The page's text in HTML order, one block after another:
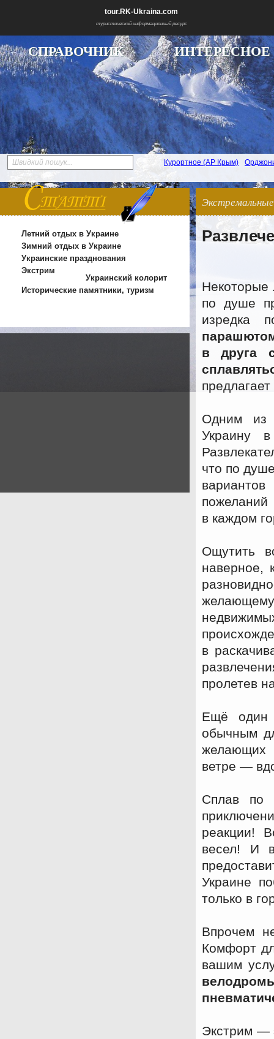
tour.RK-Ukraina.com
туристический информационный ресурс
СПРАВОЧНИК ИНТЕРЕСНОЕ
Швидкий пошук... Курортное (АР Крым)
Летний отдых в Украине
Зимний отдых в Украине
Украинские празднования
Экстрим
Украинский колорит
Исторические памятники, туризм
Экстремальные
Некоторые
по душе
изредка
в друга
Одним из
Украину
что по
пожеланий
в каждом
Ощутить
наверное,
в
пролетев
Ещё один
обычным
желающих
ветре —
Сплав по
реакции!
весел! И
Украине
только в
Впрочем
Комфорт
вашим
Экстрим —